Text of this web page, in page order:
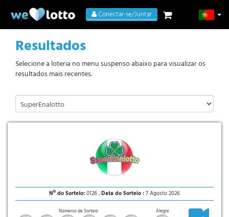
Conectar-se/Juntar
Resultados
Selecione a loteria no menu suspenso abaixo para visualizar os
resultados mais recentes.
Nº do Sorteio:0126 ,Data do Sorteio :7 Agosto 2026
Números de Sorteio Alegre